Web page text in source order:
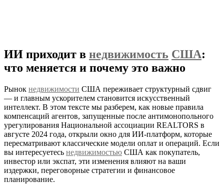
ИИ приходит в недвижимость США:
что меняется и почему это важно
Рынок недвижимости США переживает структурный сдвиг
— и главным ускорителем становится искусственный
интеллект. В этом тексте мы разберем, как новые правила
компенсаций агентов, запущенные после антимонопольного
урегулирования Национальной ассоциации REALTORS в
августе 2024 года, открыли окно для ИИ-платформ, которые
пересматривают классические модели оплат и операций. Если
вы интересуетесь недвижимостью США как покупатель,
инвестор или экспат, эти изменения влияют на ваши
издержки, переговорные стратегии и финансовое
планирование.